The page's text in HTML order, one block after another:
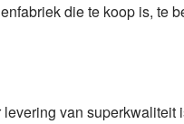
die te koop is, te
van superkwaliteit